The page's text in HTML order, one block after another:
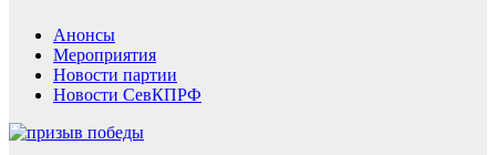
Анонсы
Мероприятия
Новости партии
Новости СевКПРФ